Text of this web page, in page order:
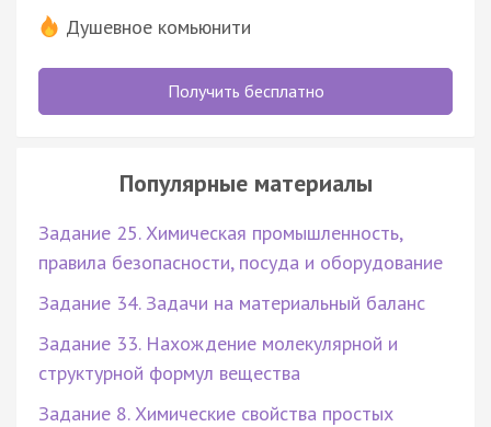
Душевное комьюнити
Получить бесплатно
Популярные материалы
Задание 25. Химическая промышленность,
правила безопасности, посуда и оборудование
Задание 34. Задачи на материальный баланс
Задание 33. Нахождение молекулярной и
структурной формул вещества
Задание 8. Химические свойства простых